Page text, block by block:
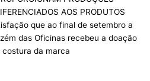
AOS PRODUTOS
que ao final de setembro a
das Oficinas recebeu a doação
da marca